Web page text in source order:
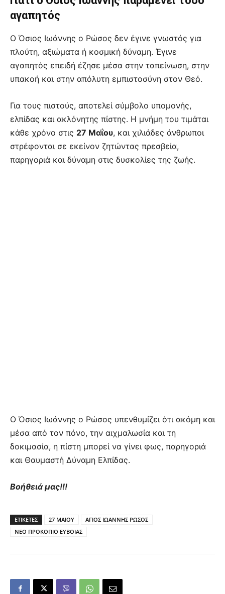
αγαπητός
Ο Όσιος Ιωάννης ο Ρώσος δεν έγινε γνωστός για
πλούτη, αξιώματα ή κοσμική δύναμη. Έγινε
αγαπητός επειδή έζησε μέσα στην ταπείνωση, στην
υπακοή και στην απόλυτη εμπιστοσύνη στον Θεό.
Για τους πιστούς, αποτελεί σύμβολο υπομονής,
ελπίδας και ακλόνητης πίστης. Η μνήμη του τιμάται
κάθε χρόνο στις 27 Μαΐου, και χιλιάδες άνθρωποι
στρέφονται σε εκείνον ζητώντας πρεσβεία,
παρηγοριά και δύναμη στις δυσκολίες της ζωής.
Ο Όσιος Ιωάννης ο Ρώσος υπενθυμίζει ότι ακόμη και
μέσα από τον πόνο, την αιχμαλωσία και τη
δοκιμασία, η πίστη μπορεί να γίνει φως, παρηγοριά
και Θαυμαστή Δύναμη Ελπίδας.
Βοήθειά μας!!!
ΕΤΙΚΕΤΕΣ 27 ΜΑΙΟΥ
ΑΓΙΟΣ ΙΩΑΝΝΗΣ ΡΩΣΟΣ
ΝΕΟ ΠΡΟΚΟΠΙΟ ΕΥΒΟΙΑΣ